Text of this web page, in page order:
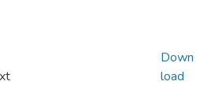
Down
load